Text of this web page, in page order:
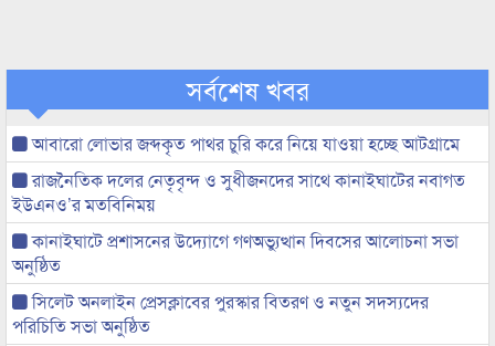
সর্বশেষ খবর
আবারো লোভার জব্দকৃত পাথর চুরি করে নিয়ে যাওয়া হচ্ছে আটগ্রামে
রাজনৈতিক দলের নেতৃবৃন্দ ও সুধীজনদের সাথে কানাইঘাটের নবাগত
ইউএনও’র মতবিনিময়
কানাইঘাটে প্রশাসনের উদ্যোগে গণঅভ্যুত্থান দিবসের আলোচনা সভা
অনুষ্ঠিত
সিলেট অনলাইন প্রেসক্লাবের পুরস্কার বিতরণ ও নতুন সদস্যদের
পরিচিতি সভা অনুষ্ঠিত